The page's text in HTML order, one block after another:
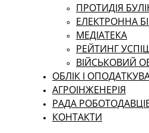
ПРОТИДІЯ
ЕЛЕКТРОННА
МЕДІАТЕКА
РЕЙТИНГ
ВІЙСЬКОВИЙ
ОБЛІК І
АГРОІНЖЕНЕРІЯ
РАДА
КОНТАКТИ